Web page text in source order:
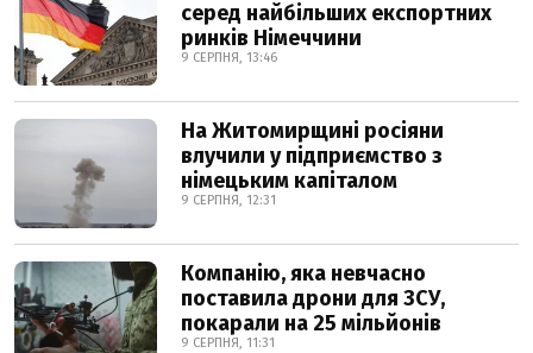
серед найбільших експортних
ринків Німеччини
9 СЕРПНЯ, 13:46
На Житомирщині росіяни
влучили у підприємство з
німецьким капіталом
9 СЕРПНЯ, 12:31
Компанію, яка невчасно
поставила дрони для ЗСУ,
покарали на 25 мільйонів
9 СЕРПНЯ, 11:31